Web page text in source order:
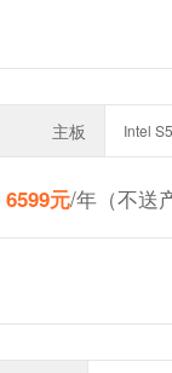
主板 Intel
6599元/年（不送